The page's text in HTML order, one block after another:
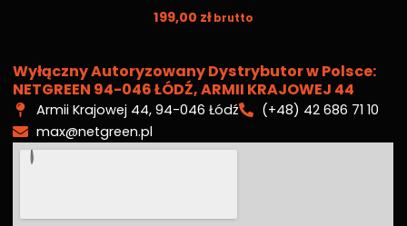
199,00 złbrutto
Wyłączny Autoryzowany Dystrybutor w Polsce:
NETGREEN 94-046 ŁÓDŹ, ARMII KRAJOWEJ 44
Armii Krajowej 44, 94-046 Łódź
(+48) 42 686 71 10
max@netgreen.pl